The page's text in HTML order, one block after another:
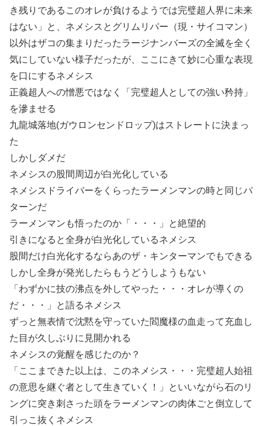
き残りであるこのオレが負けるようでは完璧超人界に未来
はない」と、ネメシスとグリムリパー（現・サイコマン）
以外はザコの集まりだったラージナンバーズの全滅を全く
気にしていない様子だったが、ここにきて妙に心重な表現
を口にするネメシス
正義超人への憎悪ではなく「完璧超人としての強い矜持」
を滲ませる
九龍城落地(ガウロンセンドロップ)はストレートに決まっ
た
しかしダメだ
ネメシスの股間周辺が白光化している
ネメシスドライバーをくらったラーメンマンの時と同じパ
ターンだ
ラーメンマンも悟ったのか「・・・」と絶望的
引きになると全身が白光化しているネメシス
股間だけ白光化するならあのザ・キンターマンでもできる
しかし全身が発光したらもうどうしようもない
「わずかに技の沸点を外してやった・・・オレが導くの
だ・・・」と語るネメシス
ずっと無表情で沈黙を守っていた閻魔様の血走って充血し
た目が久しぶりに見開かれる
ネメシスの覚醒を感じたのか？
「ここまできた以上は、このネメシス・・・完璧超人始祖
の意思を継ぐ者として生きていく！」といいながら石のリ
ングに突き刺さった頭をラーメンマンの肉体ごと倒立して
引っこ抜くネメシス